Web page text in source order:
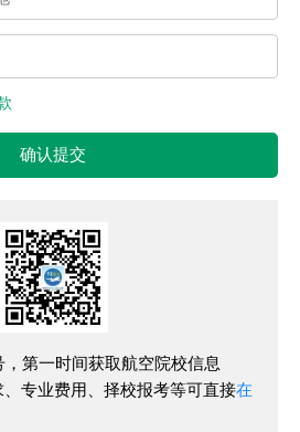
确认提交
第一时间获取航空院校信息
专业费用、择校报考等可直接在